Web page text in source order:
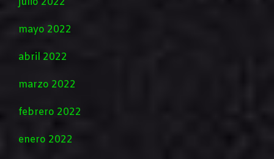
mayo 2022
abril 2022
marzo 2022
febrero 2022
enero 2022